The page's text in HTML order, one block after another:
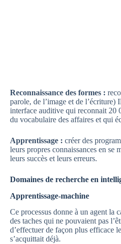
Reconnaissance des formes :
parole, de l’image et de l’écriture)
interface auditive qui reconnait 20
du vocabulaire des affaires et qui
Apprentissage : créer des
leurs propres connaissances en se
leurs succès et leurs erreurs.
Domaines de recherche en
Apprentissage-machine
Ce processus donne à un agent la
des taches qui ne pouvaient pas
d’effectuer de façon plus efficace
s’acquittait déjà.